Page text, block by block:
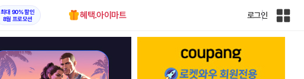
최대 90% 할인
8월 프로모션
혜택.아이마트 로그인
인
전